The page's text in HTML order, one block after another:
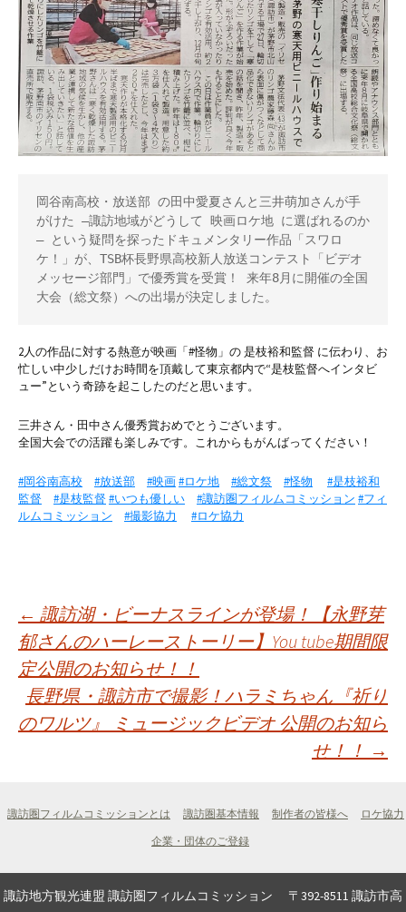
岡谷南高校・放送部 の田中愛夏さんと三井萌加さんが手
がけた ―諏訪地域がどうして 映画ロケ地 に選ばれるのか
― という疑問を探ったドキュメンタリー作品「スワロ
ケ！」が、TSB杯長野県高校新人放送コンテスト「ビデオ
メッセージ部門」で優秀賞を受賞！ 来年8月に開催の全国
大会（総文祭）への出場が決定しました。
2人の作品に対する熱意が映画「#怪物」の 是枝裕和監督 に伝わり、お
忙しい中少しだけお時間を頂戴して東京都内で“是枝監督へインタビ
ュー”という奇跡を起こしたのだと思います。
三井さん・田中さん優秀賞おめでとうございます。
全国大会での活躍も楽しみです。これからもがんばってください！
#岡谷南高校 #放送部 #映画#ロケ地 #総文祭 #怪物
#是枝裕和
監督
#是枝監督#いつも優しい #諏訪圏フィルムコミッション #フィ
ルムコミッション
#撮影協力 #ロケ協力
投
稿
ナ
ビ
← 諏訪湖・ビーナスラインが登場！【永野芽
郁さんのハーレーストーリー】You tube期間限
定公開のお知らせ！！
長野県・諏訪市で撮影！ハラミちゃん『祈り
のワルツ』 ミュージックビデオ 公開のお知ら
せ！！ →
諏訪圏フィルムコミッションとは 諏訪圏基本情報 制作者の皆様へ
ロケ協力
企業・団体のご登録
諏訪地方観光連盟 諏訪圏フィルムコミッション 〒392-8511 諏訪市高